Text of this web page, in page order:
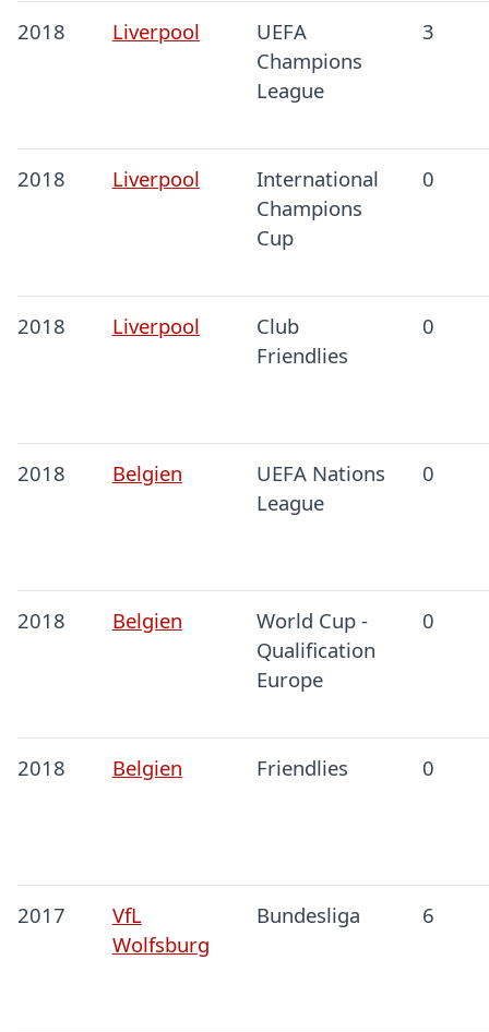
2018 Liverpool
UEFA
Champions
League
3
2018 Liverpool
International
Champions
Cup
0
2018 Liverpool
Club
Friendlies
0
2018 Belgien
UEFA Nations
League
0
2018 Belgien
World Cup -
Qualification
Europe
0
2018 Belgien Friendlies 0
2017
VfL
Wolfsburg
Bundesliga 6